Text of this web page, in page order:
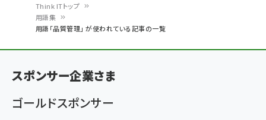
ン
く
ず
Think ITトップ
用語集
用語「品質管理」 が使われている記事の一覧
スポンサー企業さま
ゴールドスポンサー